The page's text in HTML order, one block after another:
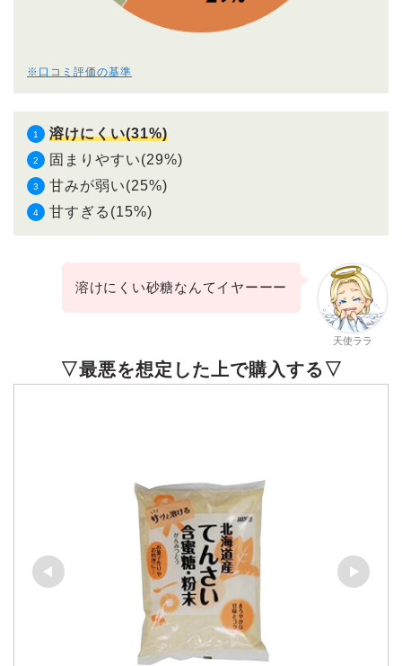
※口コミ評価の基準
溶けにくい(31%)
固まりやすい(29%)
甘みが弱い(25%)
甘すぎる(15%)
天使ララ
溶けにくい砂糖なんてイヤーーー
▽最悪を想定した上で購入する▽